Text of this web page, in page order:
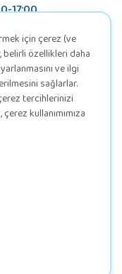
17:00
için çerez (ve
belirli özellikleri daha
ve ilgi
sağlarlar.
tercihlerinizi
kullanımımıza